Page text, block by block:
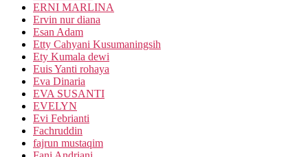
ERNI MARLINA
Ervin nur diana
Esan Adam
Etty Cahyani Kusumaningsih
Ety Kumala dewi
Euis Yanti rohaya
Eva Dinaria
EVA SUSANTI
EVELYN
Evi Febrianti
Fachruddin
fajrun mustaqim